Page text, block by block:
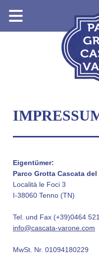
Eigentümer:
Parco Grotta Cascata del
Località le Foci 3
I-38060 Tenno (TN)
Tel. und Fax (+39)0464
info@cascata-varone.com
MwSt. Nr. 01094180229